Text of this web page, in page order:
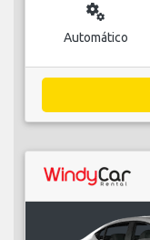
miscellaneous_services
Automático